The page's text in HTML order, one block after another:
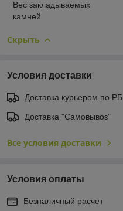
Вес закладываемых
камней
Скрыть
Условия доставки
Доставка курьером по РБ
Доставка "Самовывоз"
Все условия доставки
Условия оплаты
Безналичный расчет